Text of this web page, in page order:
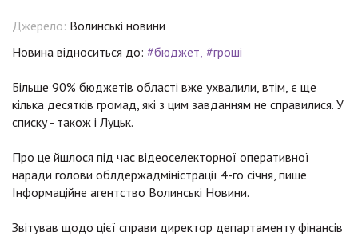
Джерело: Волинські новини
Новина відноситься до: #бюджет #гроші
Більше 90% бюджетів області вже ухвалили, втім, є ще
кілька десятків громад, які з цим завданням не справилися. У
списку - також і Луцьк.
Про це йшлося під час відеоселекторної оперативної
наради голови облдержадміністрації 4-го січня, пише
Інформаційне агентство Волинські Новини.
Звітував щодо цієї справи директор департаменту фінансів